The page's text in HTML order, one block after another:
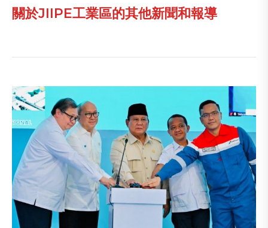
關於JIIPE工業區的其他新聞和報導